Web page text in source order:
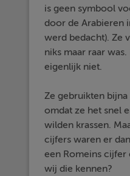
is geen symbool
door de Arabieren
werd bedacht). Ze
niks maar raar
eigenlijk niet.
Ze gebruikten
omdat ze het snel
wilden krassen.
cijfers waren er
een Romeins cijfer
wij die kennen?